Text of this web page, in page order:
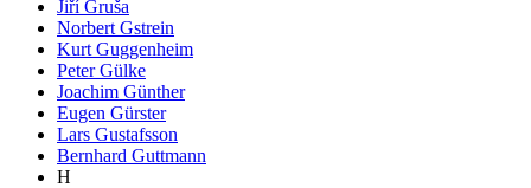
Jiří Gruša
Norbert Gstrein
Kurt Guggenheim
Peter Gülke
Joachim Günther
Eugen Gürster
Lars Gustafsson
Bernhard Guttmann
H